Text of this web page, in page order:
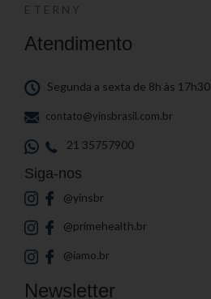
ETERNY
Atendimento
Segunda a sexta de 8h às 17h30
contato@yinsbrasil.com.br
21 35757900
Siga-nos
@yinsbr
@primehealth.br
@iamo.br
Newsletter